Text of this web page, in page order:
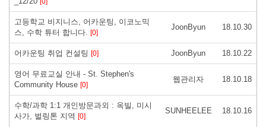
고등학교 비지니스, 어카운팅, 이코노믹
스, 수학 튜터 합니다. [0]
JoonByun 18.10.30
어카운팅 취업 컨설팅 [0] JoonByun 18.10.22
영어 무료교실 안내 - St. Stephen's
Community House [0]
웹관리자 18.10.18
수학/과학 1:1 개인방문과외 : 옥빌, 미시
사가, 벌링톤 지역 [0]
SUNHEELEE 18.10.16